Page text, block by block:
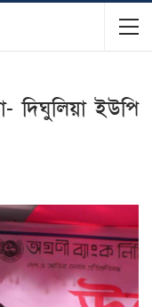
দিঘুলিয়া ইউপি